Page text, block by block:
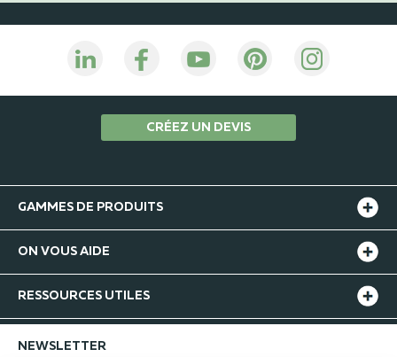
CRÉEZ UN DEVIS
GAMMES DE PRODUITS
ON VOUS AIDE
RESSOURCES UTILES
NEWSLETTER